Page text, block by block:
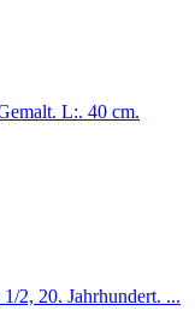
L:. 40 cm.
2, 20. Jahrhundert. ...